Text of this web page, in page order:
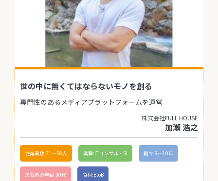
世の中に無くてはならないモノを創る
専門性のあるメディアプラットフォームを運営
株式会社FULL HOUSE
加瀬 浩之
従業員数:31〜50人 業種:ITコンサル・SI 創立:9〜10年
決裁者の年齢:30代 商材:BtoB